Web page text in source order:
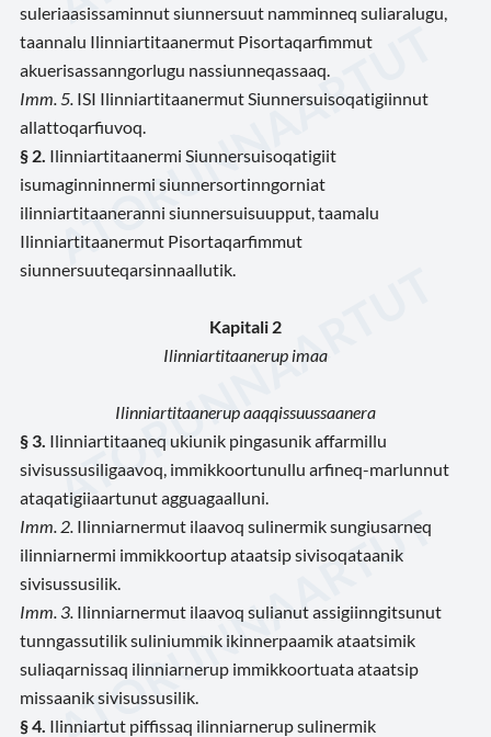
suleriaasissaminnut siunnersuut namminneq suliaralugu,
taannalu Ilinniartitaanermut Pisortaqarfimmut
akuerisassanngorlugu nassiunneqassaaq.
Imm. 5. ISI Ilinniartitaanermut Siunnersuisoqatigiinnut
allattoqarfiuvoq.
§ 2. Ilinniartitaanermi Siunnersuisoqatigiit
isumaginninnermi siunnersortinngorniat
ilinniartitaaneranni siunnersuisuupput, taamalu
Ilinniartitaanermut Pisortaqarfimmut
siunnersuuteqarsinnaallutik.
Kapitali 2
Ilinniartitaanerup imaa
Ilinniartitaanerup aaqqissuussaanera
§ 3. Ilinniartitaaneq ukiunik pingasunik affarmillu
sivisussusiligaavoq, immikkoortunullu arfineq-marlunnut
ataqatigiiaartunut agguagaalluni.
Imm. 2. Ilinniarnermut ilaavoq sulinermik sungiusarneq
ilinniarnermi immikkoortup ataatsip sivisoqataanik
sivisussusilik.
Imm. 3. Ilinniarnermut ilaavoq sulianut assigiinngitsunut
tunngassutilik suliniummik ikinnerpaamik ataatsimik
suliaqarnissaq ilinniarnerup immikkoortuata ataatsip
missaanik sivisussusilik.
§ 4. Ilinniartut piffissaq ilinniarnerup sulinermik